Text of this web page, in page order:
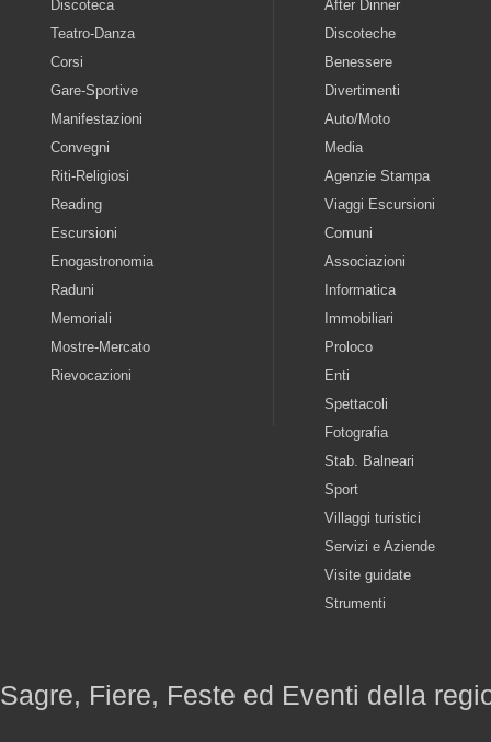
Discoteca
Teatro-Danza
Corsi
Gare-Sportive
Manifestazioni
Convegni
Riti-Religiosi
Reading
Escursioni
Enogastronomia
Raduni
Memoriali
Mostre-Mercato
Rievocazioni
After Dinner
Discoteche
Benessere
Divertimenti
Auto/Moto
Media
Agenzie Stampa
Viaggi Escursioni
Comuni
Associazioni
Informatica
Immobiliari
Proloco
Enti
Spettacoli
Fotografia
Stab. Balneari
Sport
Villaggi turistici
Servizi e Aziende
Visite guidate
Strumenti
Sagre, Fiere, Feste ed Eventi della